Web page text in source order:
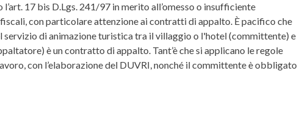
17 bis D.Lgs. 241/97 in merito all’omesso o insufficiente
con particolare attenzione ai contratti di appalto. È pacifico che
di animazione turistica tra il villaggio o l'hotel (committente) e
è un contratto di appalto. Tant’è che si applicano le regole
con l’elaborazione del DUVRI, nonché il committente è obbligato